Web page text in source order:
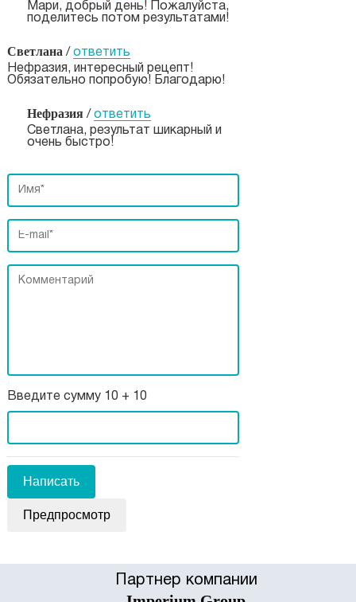
Мари, добрый день! Пожалуйста,
поделитесь потом результатами!
Светлана / ответить
Нефразия, интересный рецепт!
Обязательно попробую! Благодарю!
Нефразия / ответить
Светлана, результат шикарный и
очень быстро!
Введите сумму 10 + 10
Партнер компании